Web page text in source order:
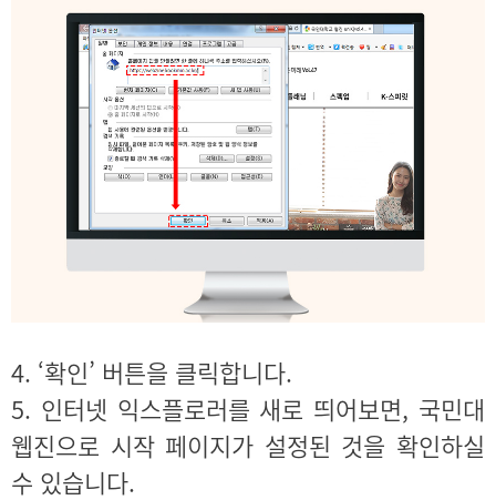
4. ‘확인’ 버튼을 클릭합니다.
5. 인터넷 익스플로러를 새로 띄어보면, 국민대
웹진으로 시작 페이지가 설정된 것을 확인하실
수 있습니다.